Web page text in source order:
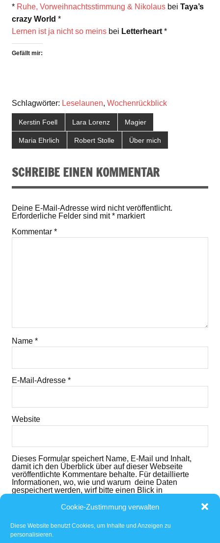
Cookie-Zustimmung verwalten
Diese Website benutzt Cookies, um Inhalte und Anzeigen zu
personalisieren.
* Ruhe, Vorweihnachtsstimmung & Nikolaus bei Taya’s
crazy World *
Lernen ist ja nicht so meins bei Letterheart *
Gefällt mir:
Schlagwörter: Leselaunen, Wochenrückblick
Kerstin Foell Lara Lorenz Magier
Maria Ehrlich Robert Stolle Über mich
SCHREIBE EINEN KOMMENTAR
Deine E-Mail-Adresse wird nicht veröffentlicht.
Erforderliche Felder sind mit* markiert
Kommentar *
Name *
E-Mail-Adresse *
Website
Dieses Formular speichert Name, E-Mail und Inhalt,
damit ich den Überblick über auf dieser Webseite
veröffentlichte Kommentare behalte. Für detaillierte
Informationen, wo, wie und warum deine Daten
gespeichert werden, wirf bitte einen Blick in
Button nimmst du diese zur Kenntnis und akzeptierst
Ich habe die Datenschutzerklärung
gelesen und
akzeptiert.*